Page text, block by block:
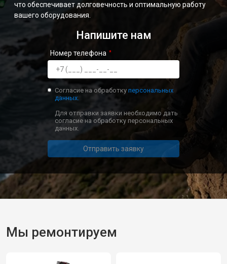
что обеспечивает долговечность и оптимальную работу
вашего оборудования.
Напишите нам
Номер телефона
Согласие на обработку персональных
данных.
Для отправки заявки необходимо дать
согласие на обработку персональных
данных.
Отправить заявку
Мы ремонтируем